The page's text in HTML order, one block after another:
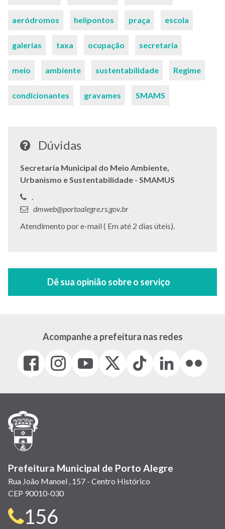
aeródromos helipontos praça escola
galerias taxa ocupação secretaria
meio ambiente sustentabilidade Regime
condicionantes gravames SMAMS
Dúvidas
Secretaria Municipal do Meio Ambiente,
Urbanismo e Sustentabilidade - SMAMUS
.
E-
dmweb@portoalegre.rs.gov.br
Endereço:
Atendimento por e-mail ( Em até 2 dias úteis).
Acompanhe a prefeitura nas redes
Facebook
(link
em
janela)
Instagram
(link
em
(link
em
(Antigo
(link
Tiktok
(link
em
LinkedIn
(link
em
(link
em
Prefeitura Municipal de Porto Alegre
Rua João Manoel , 157 - Centro Histórico
CEP 90010-030
Telefone
156